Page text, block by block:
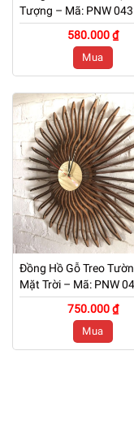
Tượng – Mã: PNW 043
580.000 ₫
Mua
Đồng Hồ Gỗ Treo
Mặt Trời – Mã: PNW
750.000 ₫
Mua